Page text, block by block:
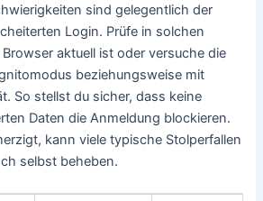
sind gelegentlich der
Login. Prüfe in solchen
aktuell ist oder versuche die
beziehungsweise mit
So stellst du sicher, dass keine
Daten die Anmeldung blockieren.
kann viele typische Stolperfallen
selbst beheben.